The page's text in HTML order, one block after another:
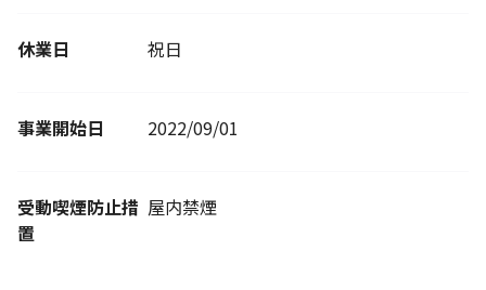
休業日 祝日
事業開始日 2022/09/01
受動喫煙防止措
置
屋内禁煙